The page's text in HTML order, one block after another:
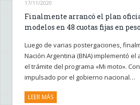
17/11/2020
Finalmente arrancó el plan
modelos en 48 cuotas fijas en
Luego de varias postergaciones,
Nación Argentina (BNA) implementó el
el trámite del programa «Mi moto».
impulsado por el gobierno nacional…
LEER MÁS